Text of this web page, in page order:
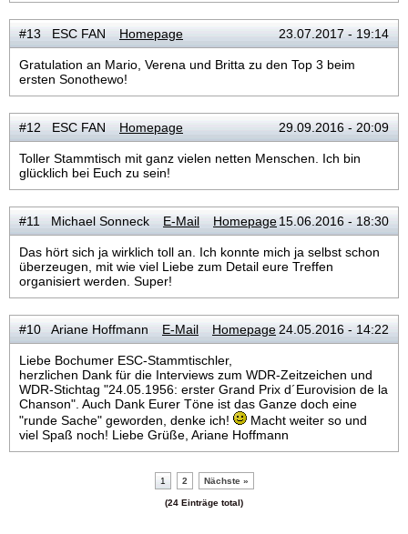
#13 ESC FAN Homepage 23.07.2017 - 19:14
Gratulation an Mario, Verena und Britta zu den Top 3 beim
ersten Sonothewo!
#12 ESC FAN Homepage 29.09.2016 - 20:09
Toller Stammtisch mit ganz vielen netten Menschen. Ich bin
glücklich bei Euch zu sein!
#11 Michael Sonneck E-Mail Homepage15.06.2016 - 18:30
Das hört sich ja wirklich toll an. Ich konnte mich ja selbst schon
überzeugen, mit wie viel Liebe zum Detail eure Treffen
organisiert werden. Super!
#10 Ariane Hoffmann E-Mail Homepage24.05.2016 - 14:22
Liebe Bochumer ESC-Stammtischler,
herzlichen Dank für die Interviews zum WDR-Zeitzeichen und
WDR-Stichtag "24.05.1956: erster Grand Prix d´Eurovision de la
Chanson". Auch Dank Eurer Töne ist das Ganze doch eine
"runde Sache" geworden, denke ich!
Macht weiter so und
viel Spaß noch! Liebe Grüße, Ariane Hoffmann
1 2 Nächste »
(24 Einträge total)